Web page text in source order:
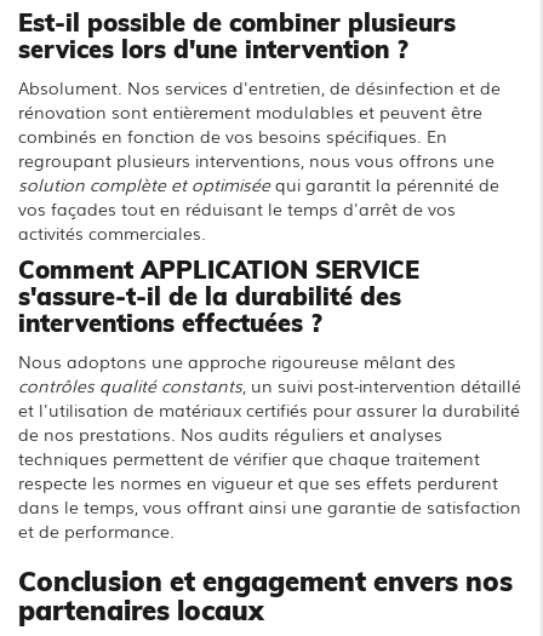
Est-il possible de combiner plusieurs
services lors d'une intervention ?
Absolument. Nos services d'entretien, de désinfection et de
rénovation sont entièrement modulables et peuvent être
combinés en fonction de vos besoins spécifiques. En
regroupant plusieurs interventions, nous vous offrons une
solution complète et optimiséequi garantit la pérennité de
vos façades tout en réduisant le temps d'arrêt de vos
activités commerciales.
Comment APPLICATION SERVICE
s'assure-t-il de la durabilité des
interventions effectuées ?
Nous adoptons une approche rigoureuse mêlant des
contrôles qualité constants, un suivi post-intervention détaillé
et l'utilisation de matériaux certifiés pour assurer la durabilité
de nos prestations. Nos audits réguliers et analyses
techniques permettent de vérifier que chaque traitement
respecte les normes en vigueur et que ses effets perdurent
dans le temps, vous offrant ainsi une garantie de satisfaction
et de performance.
Conclusion et engagement envers nos
partenaires locaux